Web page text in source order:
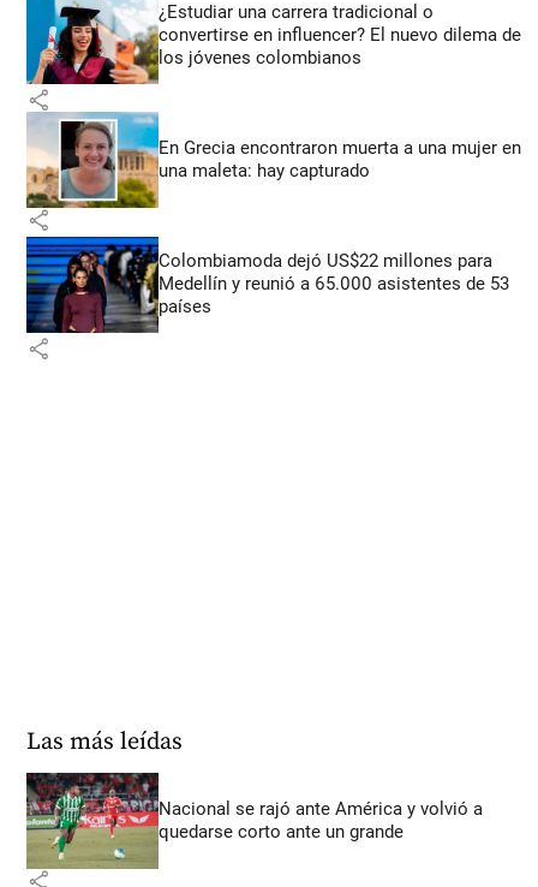
¿Estudiar una carrera tradicional o
convertirse en influencer? El nuevo dilema de
los jóvenes colombianos
share
En Grecia encontraron muerta a una mujer en
una maleta: hay capturado
share
Colombiamoda dejó US$22 millones para
Medellín y reunió a 65.000 asistentes de 53
países
share
Las más leídas
Nacional se rajó ante América y volvió a
quedarse corto ante un grande
share